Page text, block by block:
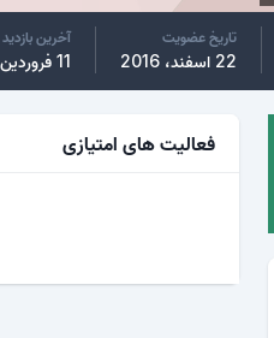
تاریخ عضویت
22 اسفند، 2016
آخرین بازدید
11 فروردین، 2018
فعالیت های امتیازی